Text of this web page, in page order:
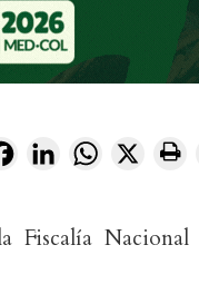
FacebookLinkedInWhatsApp
X
Fiscalía Nacional